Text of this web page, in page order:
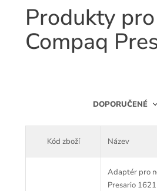
Produkty
Compaq
DOPORUČENÉ
Kód zboží Název
Adaptér pro
Presario 1621